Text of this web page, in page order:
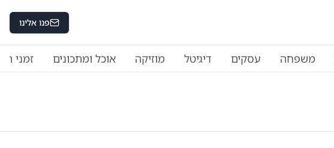
פנו אלינו
משפחה עסקים דיגיטל מוזיקה אוכל ומתכונים זמני